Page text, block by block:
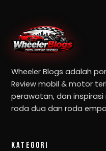
Wheeler Blogs adalah
Review mobil & motor
perawatan, dan
roda dua dan roda
KATEGORI